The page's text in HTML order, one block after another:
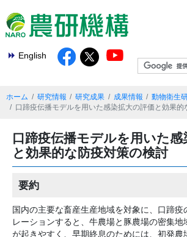
English
ホーム 研究情報 研究成果 成果情報
動物衛生
口蹄疫伝播モデルを用いた感染拡大の評価と効果的
口蹄疫伝播モデルを用いた感
と効果的な防疫対策の検討
要約
国内の主要な畜産生産地域を対象に、口蹄疫
レーションすると、牛農場と豚農場の密集地
が起きやすく、早期終息のためには、初発農